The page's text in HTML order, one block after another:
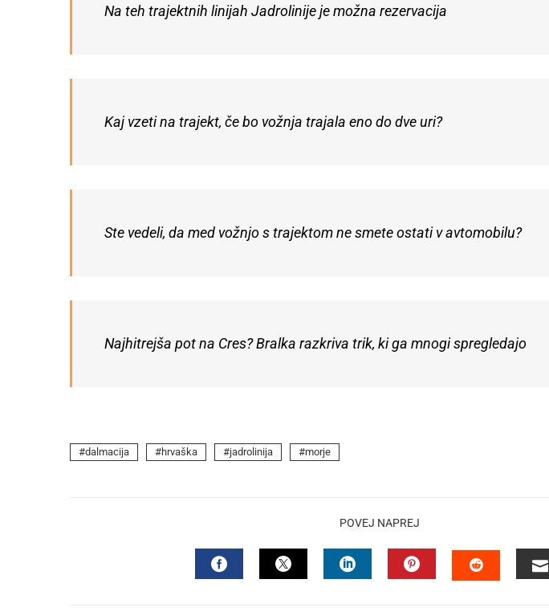
Na teh trajektnih linijah Jadrolinije je možna rezervacija
Kaj vzeti na trajekt, če bo vožnja trajala eno do dve uri?
Ste vedeli, da med vožnjo s trajektom ne smete ostati v avtomobilu?
Najhitrejša pot na Cres? Bralka razkriva trik, ki ga mnogi spregledajo
dalmacija hrvaška jadrolinija morje
POVEJ NAPREJ